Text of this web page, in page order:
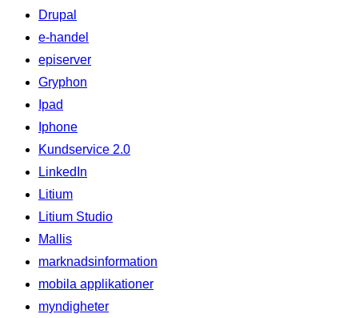
Drupal
e-handel
episerver
Gryphon
Ipad
Iphone
Kundservice 2.0
LinkedIn
Litium
Litium Studio
Mallis
marknadsinformation
mobila applikationer
myndigheter